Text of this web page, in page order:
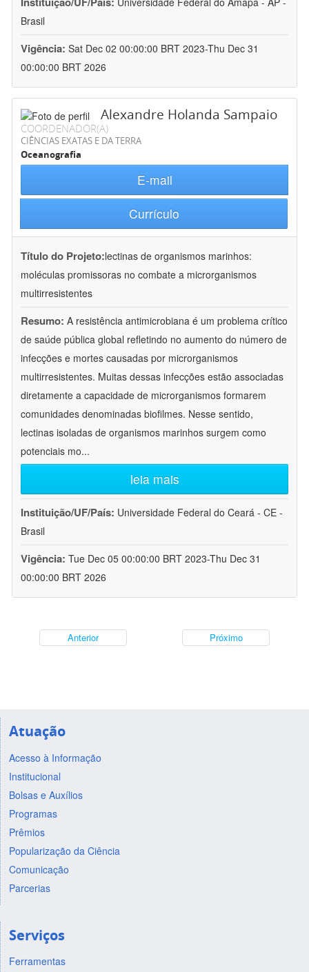
Brasil
Vigência: Sat Dec 02 00:00:00 BRT 2023-Thu Dec 31
00:00:00 BRT 2026
Alexandre Holanda Sampaio
COORDENADOR(A)
CIÊNCIAS EXATAS E DA TERRA
Oceanografia
E-mail
Currículo
Título do Projeto:lectinas de organismos marinhos:
moléculas promissoras no combate a microrganismos
multirresistentes
Resumo: A resistência antimicrobiana é um problema crítico
de saúde pública global refletindo no aumento do número de
infecções e mortes causadas por microrganismos
multirresistentes. Muitas dessas infecções estão associadas
diretamente a capacidade de microrganismos formarem
comunidades denominadas biofilmes. Nesse sentido,
lectinas isoladas de organismos marinhos surgem como
potenciais mo...
leia mais
Instituição/UF/País: Universidade Federal do Ceará - CE -
Brasil
Vigência: Tue Dec 05 00:00:00 BRT 2023-Thu Dec 31
00:00:00 BRT 2026
Anterior Próximo
Atuação
Acesso à Informação
Institucional
Bolsas e Auxílios
Programas
Prêmios
Popularização da Ciência
Comunicação
Parcerias
Serviços
Ferramentas